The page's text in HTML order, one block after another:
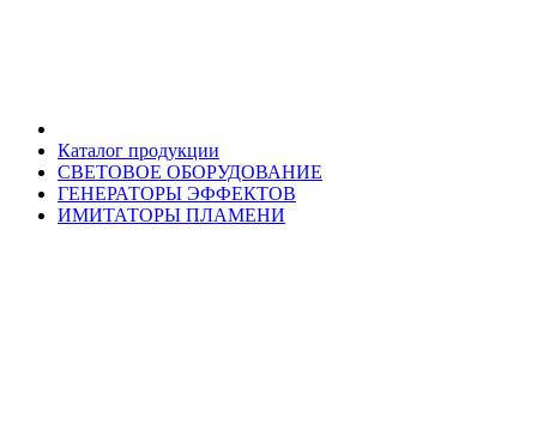
Каталог продукции
СВЕТОВОЕ ОБОРУДОВАНИЕ
ГЕНЕРАТОРЫ ЭФФЕКТОВ
ИМИТАТОРЫ ПЛАМЕНИ